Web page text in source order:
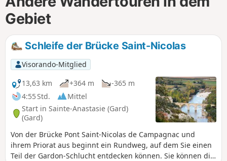
Gebiet
Schleife der Brücke Saint-Nicolas
Visorando-Mitglied
13,63 km
+364 m
-365 m
4:55 Std.
Mittel
Start in Sainte-Anastasie (Gard)
(Gard)
Von der Brücke Pont Saint-Nicolas de Campagnac und
ihrem Priorat aus beginnt ein Rundweg, auf dem Sie einen
Teil der Gardon-Schlucht entdecken können. Sie können die